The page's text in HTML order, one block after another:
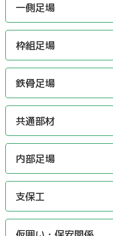
一側足場
枠組足場
鉄骨足場
共通部材
内部足場
支保工